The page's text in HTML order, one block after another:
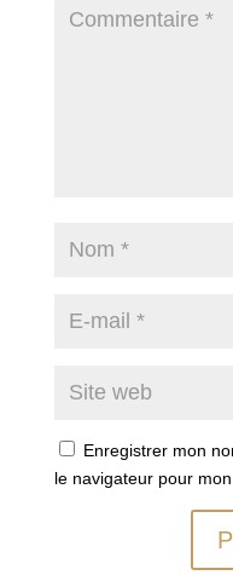
Enregistrer mon
le navigateur pour